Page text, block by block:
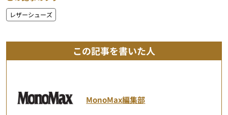
レザーシューズ
この記事を書いた人
MonoMax編集部